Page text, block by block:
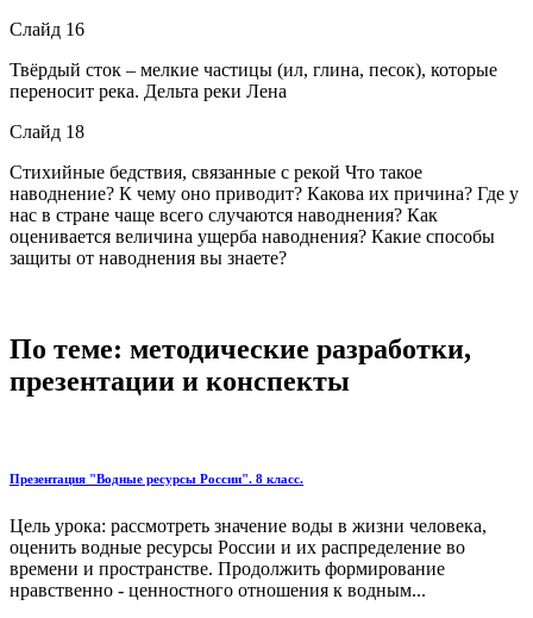
Слайд 16
Твёрдый сток – мелкие частицы (ил, глина, песок), которые
переносит река. Дельта реки Лена
Слайд 18
Стихийные бедствия, связанные с рекой Что такое
наводнение? К чему оно приводит? Какова их причина? Где у
нас в стране чаще всего случаются наводнения? Как
оценивается величина ущерба наводнения? Какие способы
защиты от наводнения вы знаете?
По теме: методические разработки,
презентации и конспекты
Презентация "Водные ресурсы России". 8 класс.
Цель урока: рассмотреть значение воды в жизни человека,
оценить водные ресурсы России и их распределение во
времени и пространстве. Продолжить формирование
нравственно - ценностного отношения к водным...